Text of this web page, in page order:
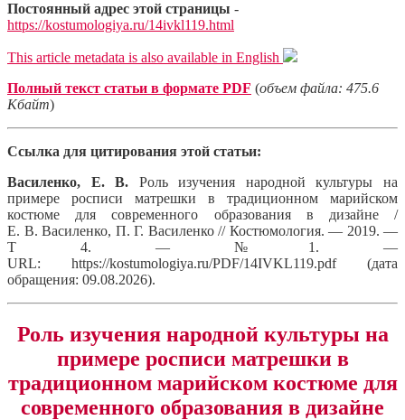
Постоянный адрес этой страницы -
https://kostumologiya.ru/14ivkl119.html
This article metadata is also available in English
Полный текст статьи в формате PDF (объем файла: 475.6
Кбайт)
Ссылка для цитирования этой статьи:
Василенко, Е. В. Роль изучения народной культуры на
примере росписи матрешки в традиционном марийском
костюме для современного образования в дизайне /
Е. В. Василенко, П. Г. Василенко // Костюмология. — 2019. —
Т 4. — №1. —
URL: https://kostumologiya.ru/PDF/14IVKL119.pdf (дата
обращения: 09.08.2026).
Роль изучения народной культуры на
примере росписи матрешки в
традиционном марийском костюме для
современного образования в дизайне